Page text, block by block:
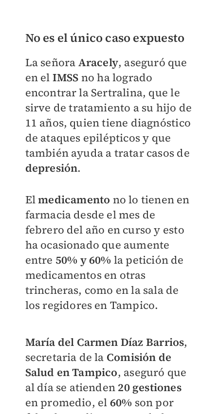
No es el único caso expuesto
La señora Aracely, aseguró que
en el IMSS no ha logrado
encontrar la Sertralina, que le
sirve de tratamiento a su hijo de
11 años, quien tiene diagnóstico
de ataques epilépticosy que
también ayuda a tratar casos de
depresión.
Elmedicamento no lo tienen en
farmacia desde el mes de
febrero del año en curso y esto
ha ocasionado que aumente
entre 50% y 60% la petición de
medicamentos en otras
trincheras, como en la sala de
los regidores en Tampico.
María del Carmen Díaz Barrios,
secretaria de la Comisión de
Salud en Tampico, aseguró que
al día se atienden 20 gestiones
en promedio, el 60% son por